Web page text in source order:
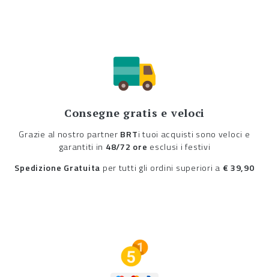
Consegne gratis e veloci
Grazie al nostro partner BRTi tuoi acquisti sono veloci e
garantiti in 48/72 ore esclusi i festivi
Spedizione Gratuita per tutti gli ordini superiori a € 39,90